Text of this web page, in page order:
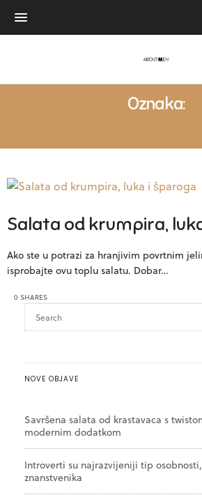
Oznaka:
Salata od krumpira,
Ako ste u potrazi za hranjivim povrtnim
isprobajte ovu toplu salatu. Dobar…
0 SHARES
NOVE OBJAVE
Savršena salata od krastavaca s
modernim dodatkom
Introverti su najrazvijeniji tip
znanstvenika